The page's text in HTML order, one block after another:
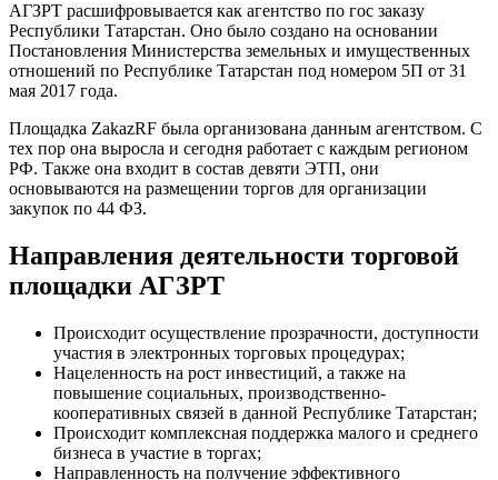
АГЗРТ расшифровывается как агентство по гос заказу
Республики Татарстан. Оно было создано на основании
Постановления Министерства земельных и имущественных
отношений по Республике Татарстан под номером 5П от 31
мая 2017 года.
Площадка ZakazRF была организована данным агентством. С
тех пор она выросла и сегодня работает с каждым регионом
РФ. Также она входит в состав девяти ЭТП, они
основываются на размещении торгов для организации
закупок по 44 ФЗ.
Направления деятельности торговой
площадки АГЗРТ
Происходит осуществление прозрачности, доступности
участия в электронных торговых процедурах;
Нацеленность на рост инвестиций, а также на
повышение социальных, производственно-
кооперативных связей в данной Республике Татарстан;
Происходит комплексная поддержка малого и среднего
бизнеса в участие в торгах;
Направленность на получение эффективного